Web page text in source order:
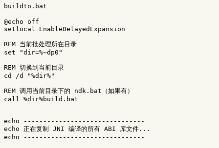
buildto.bat
@echo off
setlocal
EnableDelayedExpansion
REM 当前批处理所在目录
set
"dir=%~dp0 "
REM 切换到当前目录
cd
/d "%dir%"
REM 调用当前目录下的 ndk.bat（如果有）
call %dir%build .bat
echo
-------------------------------
echo 正在复制 JNI 编译的所有 ABI
echo
-------------------------------